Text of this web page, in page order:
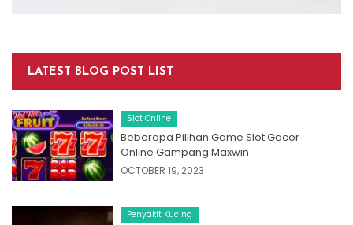
LATEST BLOG POST LIST
Slot Online
Beberapa Pilihan Game Slot Gacor
Online Gampang Maxwin
OCTOBER 19, 2023
Penyakit Kucing